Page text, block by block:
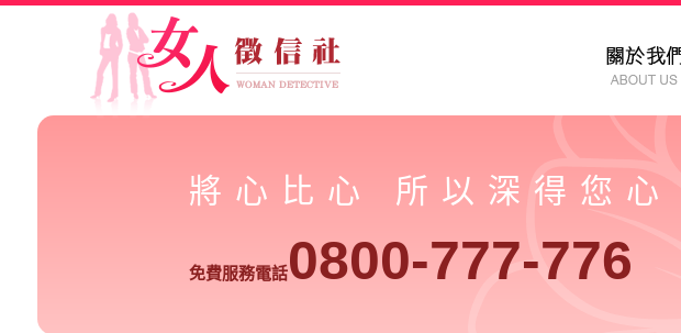
將心比心 所以深得您心
免費服務電話0800-777-776